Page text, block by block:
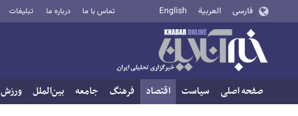
فارسی العربية English تماس با ما درباره ما تبلیغات
صفحه اصلی سیاست اقتصاد فرهنگ جامعه بین‌الملل ورزش